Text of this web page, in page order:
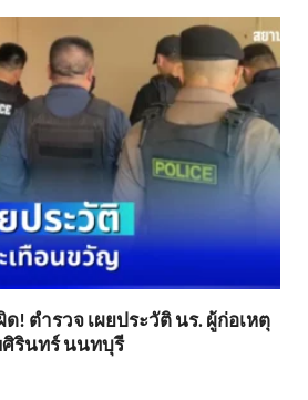
ตำรวจ เผยประวัติ นร. ผู้ก่อเหตุ
ศิรินทร์ นนทบุรี